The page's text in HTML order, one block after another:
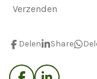
Verzenden
Delen Share